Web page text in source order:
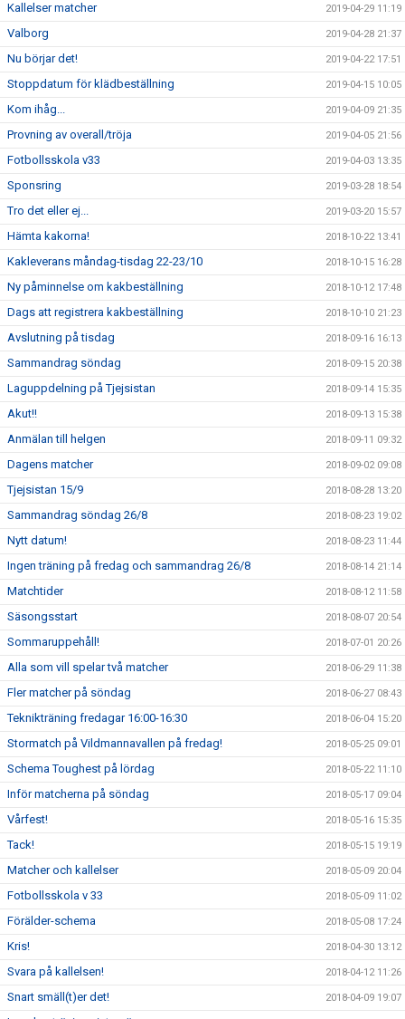
Kallelser matcher 2019-04-29 11:19
Valborg 2019-04-28 21:37
Nu börjar det! 2019-04-22 17:51
Stoppdatum för klädbeställning 2019-04-15 10:05
Kom ihåg... 2019-04-09 21:35
Provning av overall/tröja 2019-04-05 21:56
Fotbollsskola v33 2019-04-03 13:35
Sponsring 2019-03-28 18:54
Tro det eller ej... 2019-03-20 15:57
Hämta kakorna! 2018-10-22 13:41
Kakleverans måndag-tisdag 22-23/10 2018-10-15 16:28
Ny påminnelse om kakbeställning 2018-10-12 17:48
Dags att registrera kakbeställning 2018-10-10 21:23
Avslutning på tisdag 2018-09-16 16:13
Sammandrag söndag 2018-09-15 20:38
Laguppdelning på Tjejsistan 2018-09-14 15:35
Akut!! 2018-09-13 15:38
Anmälan till helgen 2018-09-11 09:32
Dagens matcher 2018-09-02 09:08
Tjejsistan 15/9 2018-08-28 13:20
Sammandrag söndag 26/8 2018-08-23 19:02
Nytt datum! 2018-08-23 11:44
Ingen träning på fredag och sammandrag 26/8 2018-08-14 21:14
Matchtider 2018-08-12 11:58
Säsongsstart 2018-08-07 20:54
Sommaruppehåll! 2018-07-01 20:26
Alla som vill spelar två matcher 2018-06-29 11:38
Fler matcher på söndag 2018-06-27 08:43
Teknikträning fredagar 16:00-16:30 2018-06-04 15:20
Stormatch på Vildmannavallen på fredag! 2018-05-25 09:01
Schema Toughest på lördag 2018-05-22 11:10
Inför matcherna på söndag 2018-05-17 09:04
Vårfest! 2018-05-16 15:35
Tack! 2018-05-15 19:19
Matcher och kallelser 2018-05-09 20:04
Fotbollsskola v 33 2018-05-09 11:02
Förälder-schema 2018-05-08 17:24
Kris! 2018-04-30 13:12
Svara på kallelsen! 2018-04-12 11:26
Snart smäll(t)er det! 2018-04-09 19:07